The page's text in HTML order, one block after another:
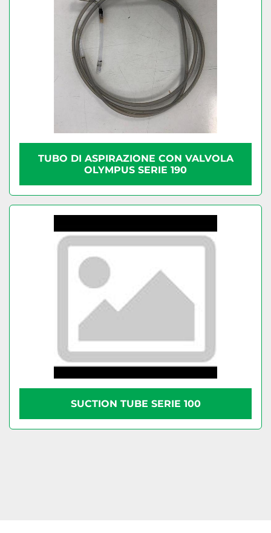
TUBO DI ASPIRAZIONE CON VALVOLA
OLYMPUS SERIE 190
SUCTION TUBE SERIE 100